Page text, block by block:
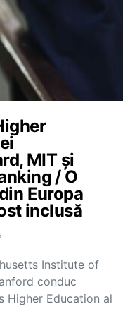
MIT și
/ O
Europa
inclusă
Institute of
conduc
Higher Education al